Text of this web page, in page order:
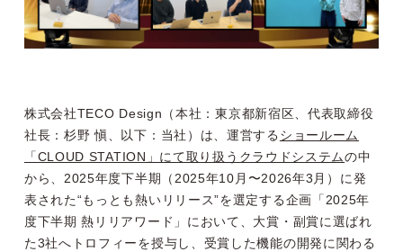
k
株式会社TECO Design（本社：東京都新宿区、代表取締役
社長：杉野 愼、以下：当社）は、運営する ショールーム
「CLOUD STATION」にて取り扱うクラウドシステムの中
から、2025年度下半期（2025年10月〜2026年3月）に発
表された“もっとも熱いリリース”を選定する企画「2025年
度下半期 熱リリアワード」において、大賞・副賞に選ばれ
た3社へトロフィーを授与し、受賞した機能の開発に関わる